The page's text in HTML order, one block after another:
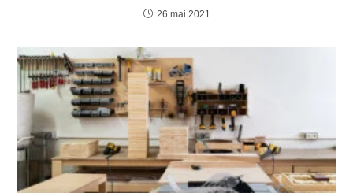
26 mai 2021